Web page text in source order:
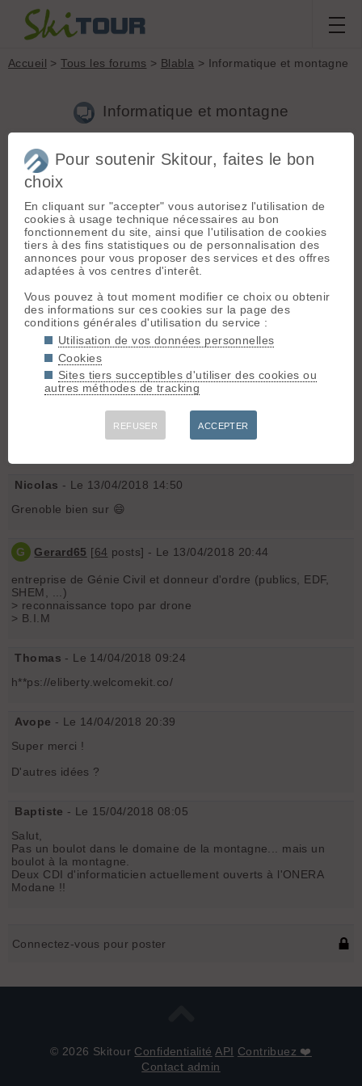
Accueil >Tous les forums > Blabla > Informatique et montagne
Informatique et montagne
Nouveau sujet Voir tous les sujets Chercher Archives
Avope- Le 13/04/2018 14:33
Salut tout le monde,
Je suis un jeune ingé diplômé en informatique et j'aimerai lié
mon taf à la montagne en général.
J'ai commencé à faire le tour des boites ou organisations qui
seraient susceptibles de proposer du boulot :
- entreprise de matos montagne
- entreprise de matos ski
- société exploitation station de ski
Avez-vous d'autres pistes/noms d'entreprises ?
Nicolas - Le 13/04/2018 14:50
Grenoble bien sur 😄
G Gerard65 [64 posts] - Le 13/04/2018 20:44
entreprise de Génie Civil et donneur d'ordre (publics, EDF,
SHEM, ...)
> reconnaissance topo par drone
> B.I.M
Thomas - Le 14/04/2018 09:24
h**ps://eliberty.welcomekit.co/
Avope - Le 14/04/2018 20:39
Super merci !
D'autres idées ?
Baptiste - Le 15/04/2018 08:05
Salut,
Pas un boulot dans le domaine de la montagne... mais un
boulot à la montagne.
Deux CDI d'informaticien actuellement ouverts à l'ONERA
Modane !!
Connectez-vous pour poster
© 2026 Skitour Confidentialité API Contribuez ❤️
Contact admin
Pour soutenir Skitour, faites le bon
choix
En cliquant sur "accepter" vous autorisez l'utilisation de
cookies à usage technique nécessaires au bon
fonctionnement du site, ainsi que l'utilisation de cookies
tiers à des fins statistiques ou de personnalisation des
annonces pour vous proposer des services et des offres
adaptées à vos centres d'interêt.
Vous pouvez à tout moment modifier ce choix ou obtenir
des informations sur ces cookies sur la page des
conditions générales d'utilisation du service :
Utilisation de vos données personnelles
Cookies
Sites tiers succeptibles d'utiliser des cookies ou
autres méthodes de tracking
REFUSER ACCEPTER